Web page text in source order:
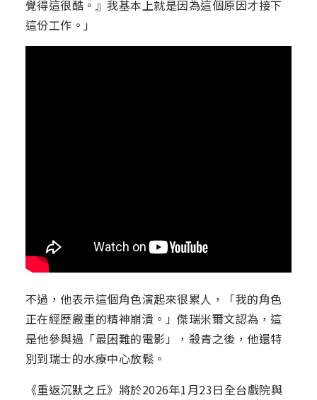
覺得這很酷。』我基本上就是因為這個原因才接下
這份工作。」
不過，他表示這個角色演起來很累人，「我的角色
正在經歷嚴重的精神崩潰。」傑瑞米爾文認為，這
是他參與過「最困難的電影」，殺青之後，他還特
別到瑞士的水療中心放鬆。
《重返沉默之丘》將於2026年1月23日全台戲院與